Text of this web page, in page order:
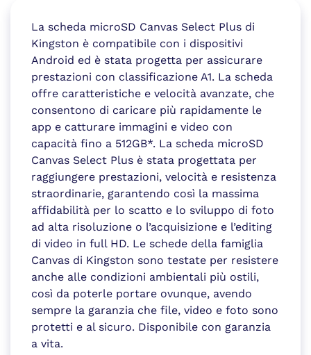
La scheda microSD Canvas Select Plus di
Kingston è compatibile con i dispositivi
Android ed è stata progetta per assicurare
prestazioni con classificazione A1. La scheda
offre caratteristiche e velocità avanzate, che
consentono di caricare più rapidamente le
app e catturare immagini e video con
capacità fino a 512GB*. La scheda microSD
Canvas Select Plus è stata progettata per
raggiungere prestazioni, velocità e resistenza
straordinarie, garantendo così la massima
affidabilità per lo scatto e lo sviluppo di foto
ad alta risoluzione o l’acquisizione e l’editing
di video in full HD. Le schede della famiglia
Canvas di Kingston sono testate per resistere
anche alle condizioni ambientali più ostili,
così da poterle portare ovunque, avendo
sempre la garanzia che file, video e foto sono
protetti e al sicuro. Disponibile con garanzia
a vita.